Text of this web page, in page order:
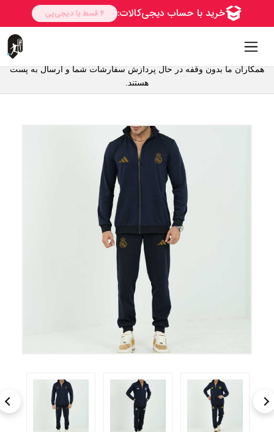
همکاران ما بدون وقفه در حال پردازش سفارشات شما و ارسال به پست
هستند.